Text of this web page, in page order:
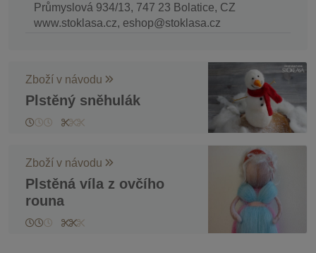
Průmyslová 934/13, 747 23 Bolatice, CZ
www.stoklasa.cz, eshop@stoklasa.cz
Zboží v návodu
Plstěný sněhulák
Zboží v návodu
Plstěná víla z ovčího
rouna